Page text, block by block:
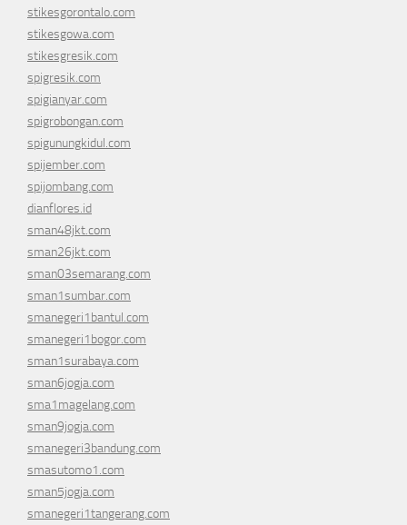
stikesgorontalo.com
stikesgowa.com
stikesgresik.com
spigresik.com
spigianyar.com
spigrobongan.com
spigunungkidul.com
spijember.com
spijombang.com
dianflores.id
sman48jkt.com
sman26jkt.com
sman03semarang.com
sman1sumbar.com
smanegeri1bantul.com
smanegeri1bogor.com
sman1surabaya.com
sman6jogja.com
sma1magelang.com
sman9jogja.com
smanegeri3bandung.com
smasutomo1.com
sman5jogja.com
smanegeri1tangerang.com